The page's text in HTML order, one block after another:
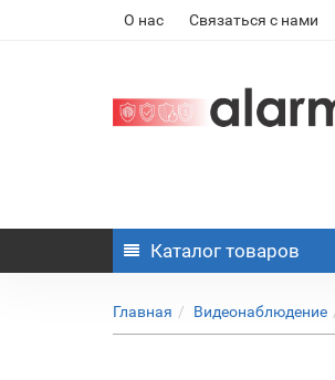
О нас Связаться с нами
Каталог товаров
Главная Видеонаблюдение